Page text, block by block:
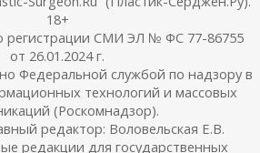
18+
регистрации СМИ ЭЛ № ФС 77-86755
от 26.01.2024 г.
Федеральной службой по надзору в
технологий и массовых
(Роскомнадзор).
редактор: Воловельская Е.В.
редакции для государственных